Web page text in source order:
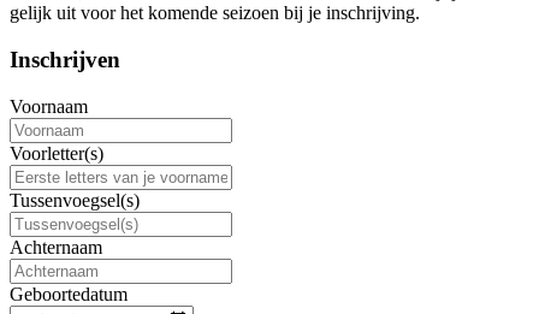
gelijk uit voor het komende seizoen bij je inschrijving.
Inschrijven
Voornaam
Voorletter(s)
Tussenvoegsel(s)
Achternaam
Geboortedatum